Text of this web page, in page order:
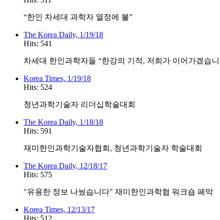
“한인 차세대 과학자 열정에 불”
The Korea Daily, 1/19/18
Hits: 541
차세대 한인과학자들 “한강의 기적, 저희가 이어가겠습
Korea Times, 1/19/18
Hits: 524
청년과학기술자 리더십학술대회
The Korea Daily, 1/18/18
Hits: 591
재미한인과학기술자협회, 청년과학기술자 학술대회
The Korea Daily, 12/18/17
Hits: 575
"유용한 정보 나눴습니다" 재미한인과학협 워크숍 폐막
Korea Times, 12/13/17